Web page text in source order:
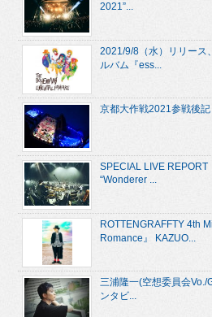
2021”...
2021/9/8（水）リリース
ルバム『ess...
京都大作戦2021参戦後記
SPECIAL LIVE
“Wonderer ...
ROTTENGRAFFTY 4th
Romance』 KAZUO...
三浦隆一(空想委員会Vo./
ンタビ...